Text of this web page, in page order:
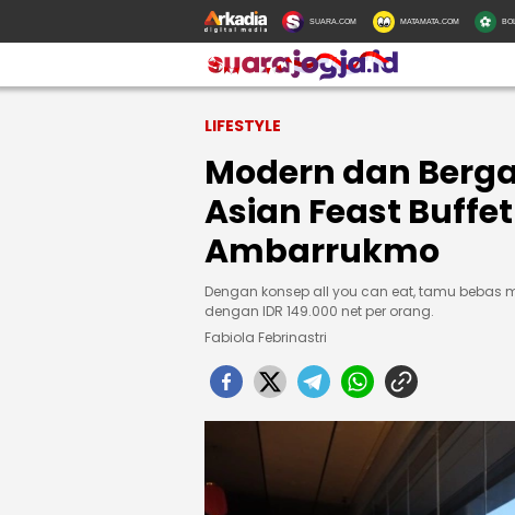
SUARA.COM MATAMATA.COM
LIFESTYLE
Modern dan
Asian Feast Buffet
Ambarrukmo
Dengan konsep all you can eat, tamu
dengan IDR 149.000 net per orang.
Fabiola Febrinastri